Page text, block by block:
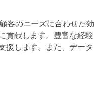
客のニーズに合わせた効
貢献します。豊富な経験
援します。また、データ